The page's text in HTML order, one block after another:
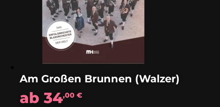
Am Großen Brunnen (Walzer)
ab34,00€